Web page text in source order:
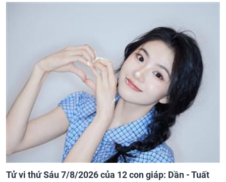
Tử vi thứ Sáu 7/8/2026 của 12 con giáp: Dần - Tuất